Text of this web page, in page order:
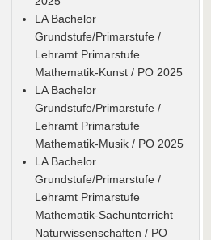
LA Bachelor
Grundstufe/Primarstufe /
Lehramt Primarstufe
Mathematik-Kunst / PO 2025
LA Bachelor
Grundstufe/Primarstufe /
Lehramt Primarstufe
Mathematik-Musik / PO 2025
LA Bachelor
Grundstufe/Primarstufe /
Lehramt Primarstufe
Mathematik-Sachunterricht
Naturwissenschaften / PO